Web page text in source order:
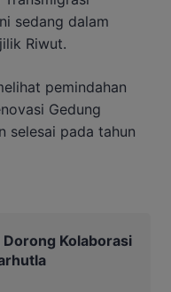
sedang dalam
Riwut.
pemindahan
Gedung
selesai pada tahun
Kolaborasi